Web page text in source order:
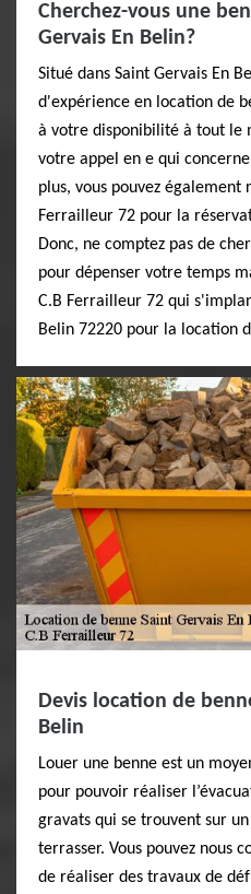
Cherchez-vous une
Gervais En Belin?
Situé dans Saint Gervais En
d'expérience en location de
à votre disponibilité à tout le
votre appel en e qui
plus, vous pouvez
Ferrailleur 72 pour la
Donc, ne comptez pas de
pour dépenser votre temps
C.B Ferrailleur 72 qui
Belin 72220 pour la location
Devis location de
Belin
Louer une benne est un
pour pouvoir réaliser
gravats qui se trouvent sur
terrasser. Vous pouvez nous
de réaliser des travaux de